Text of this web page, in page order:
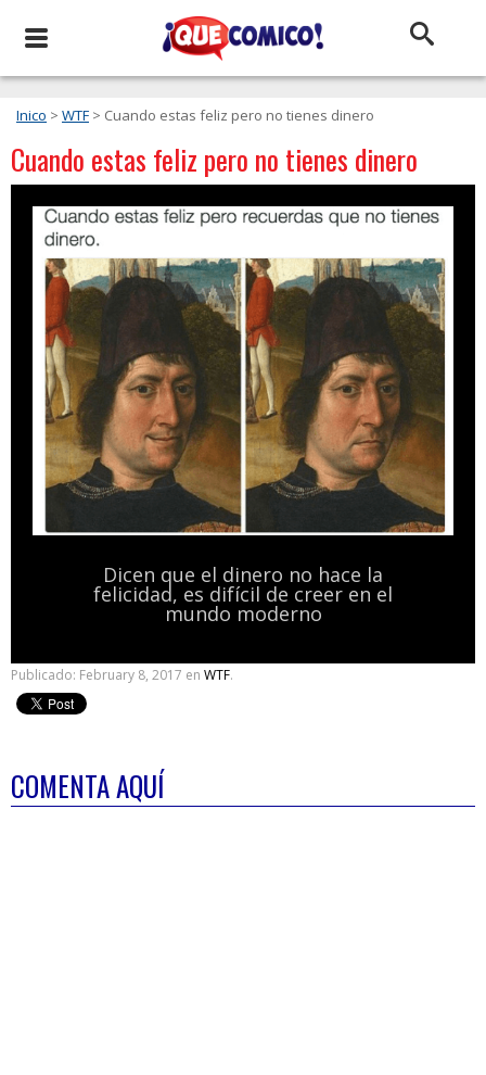
Inico > WTF > Cuando estas feliz pero no tienes dinero
Cuando estas feliz pero no tienes dinero
Dicen que el dinero no hace la
felicidad, es difícil de creer en el
mundo moderno
Publicado: February 8, 2017 en WTF.
COMENTA AQUÍ